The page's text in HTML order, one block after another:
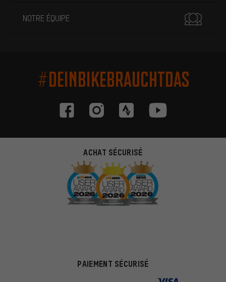
NOTRE ÉQUIPE
#DEINBIKEBRAUCHTDAS
ACHAT SÉCURISÉ
PAIEMENT SÉCURISÉ